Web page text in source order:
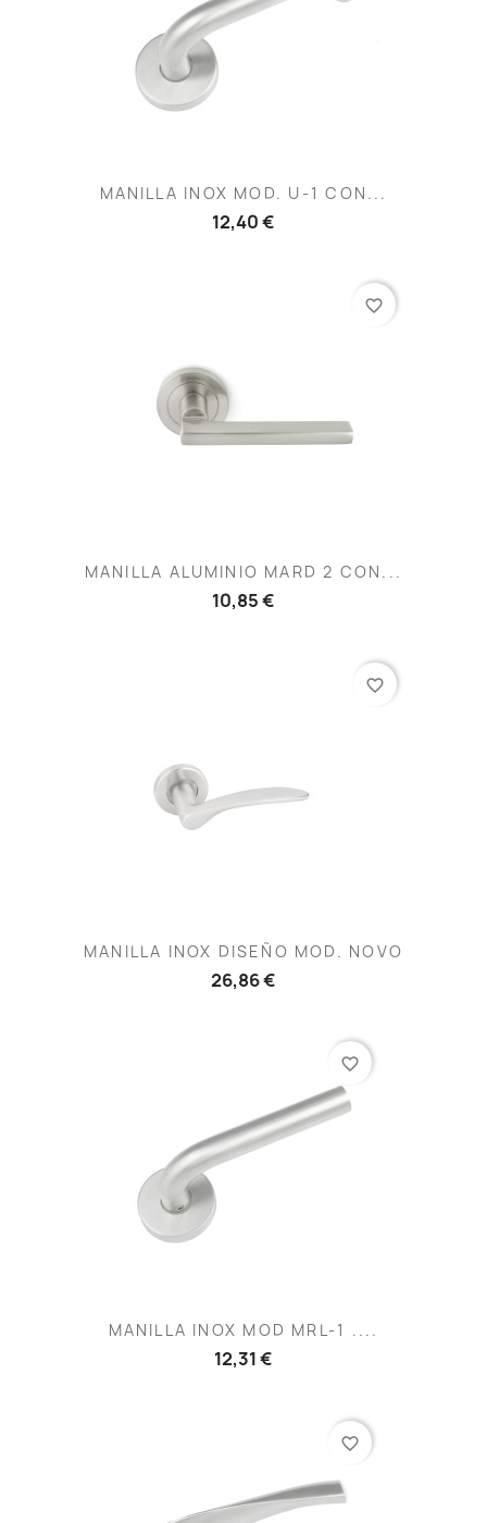
MANILLA INOX MOD. U-1 CON...
12,40 €
MANILLA ALUMINIO MARD 2 CON...
10,85 €
favorite_border
MANILLA INOX DISEÑO MOD. NOVO
26,86 €
favorite_border
MANILLA INOX MOD MRL-1 ....
12,31 €
favorite_border
favorite_border